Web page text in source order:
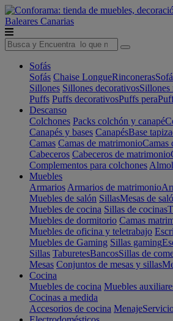
Baleares Canarias
Sofás
Sofás Chaise LongueRinconeras
Sillones Sillones decorativosSillones
Puffs Puffs decorativosPuffs pera
Descanso
Colchones Packs colchón y canapé
Canapés y bases CanapésBase
Camas Camas de matrimonioCamas
Cabeceros Cabeceros de matrimonio
Complementos para colchones
Muebles
Armarios Armarios de matrimonio
Muebles de salón SillasMesas de
Muebles de cocina Sillas de cocinas
Muebles de dormitorio Camas
Muebles de oficina y teletrabajo
Muebles de Gaming Sillas gaming
Sillas TaburetesBancosSillas de
Mesas Conjuntos de mesas y sillas
Cocina
Muebles de cocina Muebles
Cocinas a medida
Accesorios de cocina Menaje